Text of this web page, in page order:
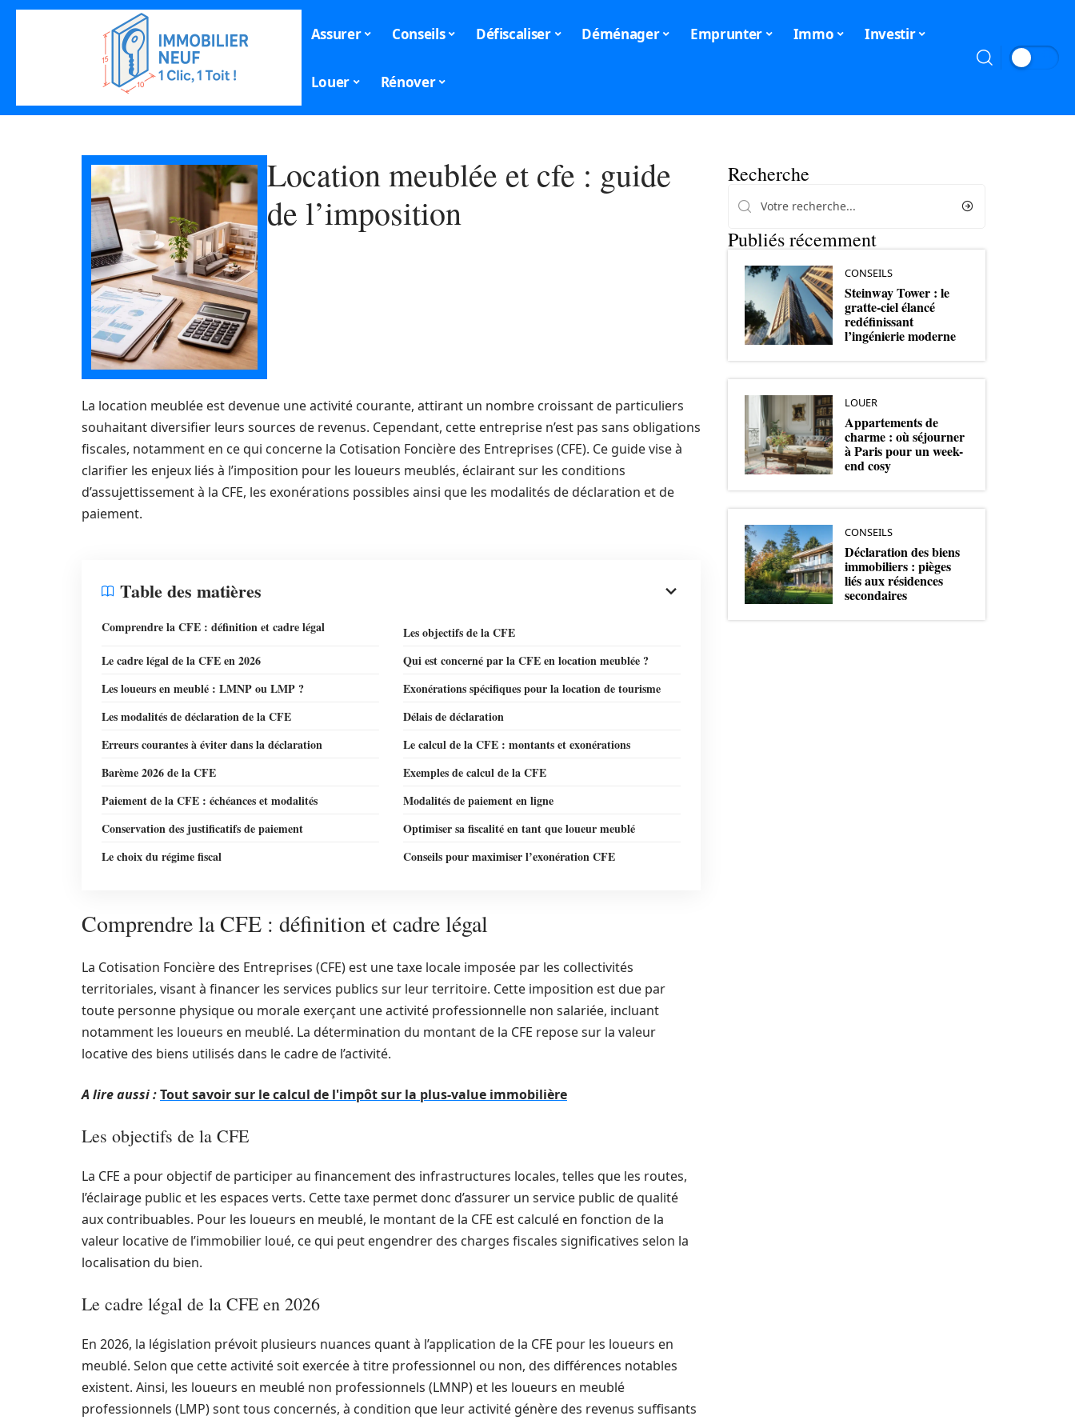
Assurer Conseils Défiscaliser Déménager Emprunter Immo Investir
Louer Rénover
Location meublée et cfe : guide
de l’imposition
La location meublée est devenue une activité courante, attirant un nombre croissant de particuliers
souhaitant diversifier leurs sources de revenus. Cependant, cette entreprise n’est pas sans obligations
fiscales, notamment en ce qui concerne la Cotisation Foncière des Entreprises (CFE). Ce guide vise à
clarifier les enjeux liés à l’imposition pour les loueurs meublés, éclairant sur les conditions
d’assujettissement à la CFE, les exonérations possibles ainsi que les modalités de déclaration et de
paiement.
Table des matières
Comprendre la CFE : définition et cadre légal
Les objectifs de la CFE
Le cadre légal de la CFE en 2026
Qui est concerné par la CFE en location meublée ?
Les loueurs en meublé : LMNP ou LMP ?
Exonérations spécifiques pour la location de tourisme
Les modalités de déclaration de la CFE
Délais de déclaration
Erreurs courantes à éviter dans la déclaration
Le calcul de la CFE : montants et exonérations
Barème 2026 de la CFE
Exemples de calcul de la CFE
Paiement de la CFE : échéances et modalités
Modalités de paiement en ligne
Conservation des justificatifs de paiement
Optimiser sa fiscalité en tant que loueur meublé
Le choix du régime fiscal
Conseils pour maximiser l’exonération CFE
Comprendre la CFE : définition et cadre légal
La Cotisation Foncière des Entreprises (CFE) est une taxe locale imposée par les collectivités
territoriales, visant à financer les services publics sur leur territoire. Cette imposition est due par
toute personne physique ou morale exerçant une activité professionnelle non salariée, incluant
notamment les loueurs en meublé. La détermination du montant de la CFE repose sur la valeur
locative des biens utilisés dans le cadre de l’activité.
A lire aussi :Tout savoir sur le calcul de l'impôt sur la plus-value immobilière
Les objectifs de la CFE
La CFE a pour objectif de participer au financement des infrastructures locales, telles que les routes,
l’éclairage public et les espaces verts. Cette taxe permet donc d’assurer un service public de qualité
aux contribuables. Pour les loueurs en meublé, le montant de la CFE est calculé en fonction de la
valeur locative de l’immobilier loué, ce qui peut engendrer des charges fiscales significatives selon la
localisation du bien.
Le cadre légal de la CFE en 2026
En 2026, la législation prévoit plusieurs nuances quant à l’application de la CFE pour les loueurs en
meublé. Selon que cette activité soit exercée à titre professionnel ou non, des différences notables
existent. Ainsi, les loueurs en meublé non professionnels (LMNP) et les loueurs en meublé
professionnels (LMP) sont tous concernés, à condition que leur activité génère des revenus suffisants
Recherche
Publiés récemment
CONSEILS
Steinway Tower : le
gratte-ciel élancé
redéfinissant
l’ingénierie moderne
LOUER
Appartements de
charme : où séjourner
à Paris pour un week-
end cosy
CONSEILS
Déclaration des biens
immobiliers : pièges
liés aux résidences
secondaires